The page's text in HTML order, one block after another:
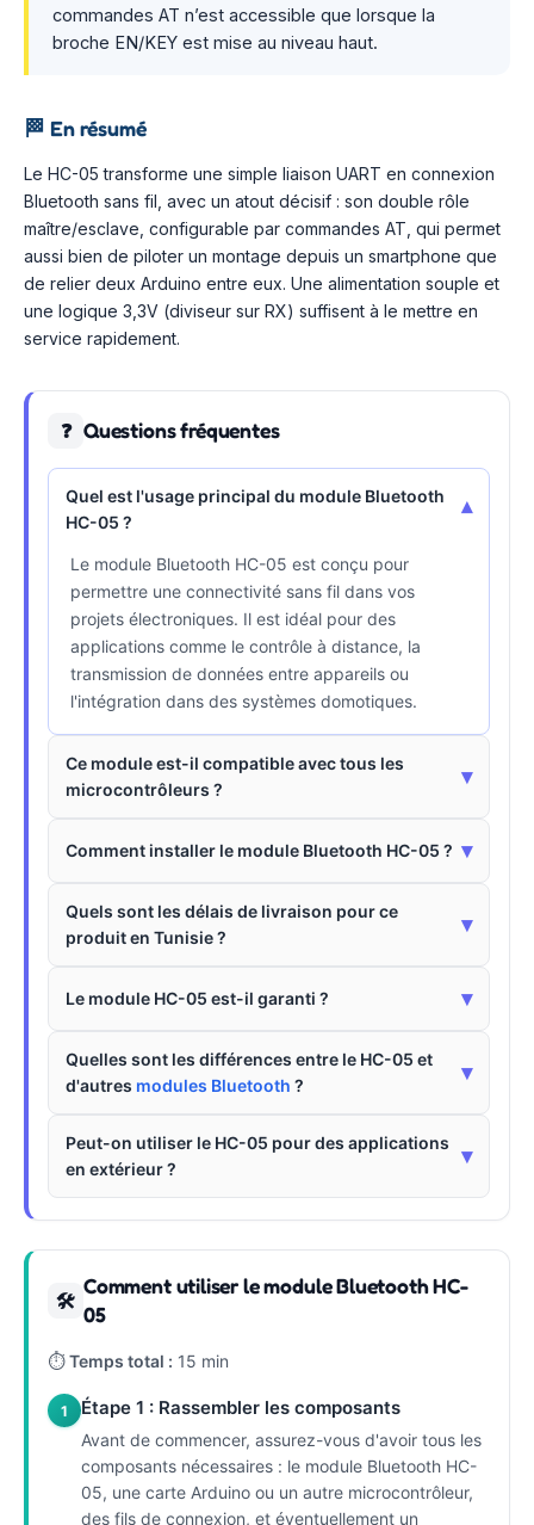
commandes AT n’est accessible que lorsque la
broche EN/KEY est mise au niveau haut.
🏁 En résumé
Le HC-05 transforme une simple liaison UART en connexion
Bluetooth sans fil, avec un atout décisif : son double rôle
maître/esclave, configurable par commandes AT, qui permet
aussi bien de piloter un montage depuis un smartphone que
de relier deux Arduino entre eux. Une alimentation souple et
une logique 3,3V (diviseur sur RX) suffisent à le mettre en
service rapidement.
❓ Questions fréquentes
Quel est l'usage principal du module Bluetooth
HC-05 ?
▾
Le module Bluetooth HC-05 est conçu pour
permettre une connectivité sans fil dans vos
projets électroniques. Il est idéal pour des
applications comme le contrôle à distance, la
transmission de données entre appareils ou
l'intégration dans des systèmes domotiques.
Ce module est-il compatible avec tous les
microcontrôleurs ?
▾
Comment installer le module Bluetooth HC-05 ? ▾
Quels sont les délais de livraison pour ce
produit en Tunisie ?
▾
Le module HC-05 est-il garanti ? ▾
Quelles sont les différences entre le HC-05 et
d'autres modules Bluetooth ?
▾
Peut-on utiliser le HC-05 pour des applications
en extérieur ?
▾
🛠
Comment utiliser le module Bluetooth HC-
05
⏱Temps total : 15 min
1 Étape 1 : Rassembler les composants
Avant de commencer, assurez-vous d'avoir tous les
composants nécessaires : le module Bluetooth HC-
05, une carte Arduino ou un autre microcontrôleur,
des fils de connexion, et éventuellement un